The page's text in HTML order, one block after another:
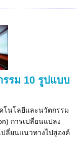
รม 10 รูปแบบ
โนโลยีและนวัตกรรม
การเปลี่ยนแปลง
ปลี่ยนแนวทางไปสู่องค์